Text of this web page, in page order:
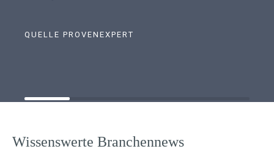
QUELLE PROVENEXPERT
Wissenswerte Branchennews